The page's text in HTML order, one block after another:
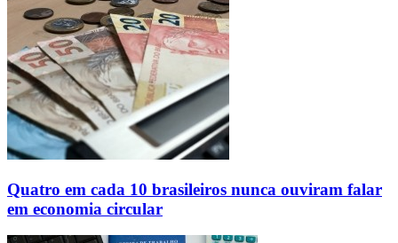
Quatro em cada 10 brasileiros nunca ouviram falar
em economia circular